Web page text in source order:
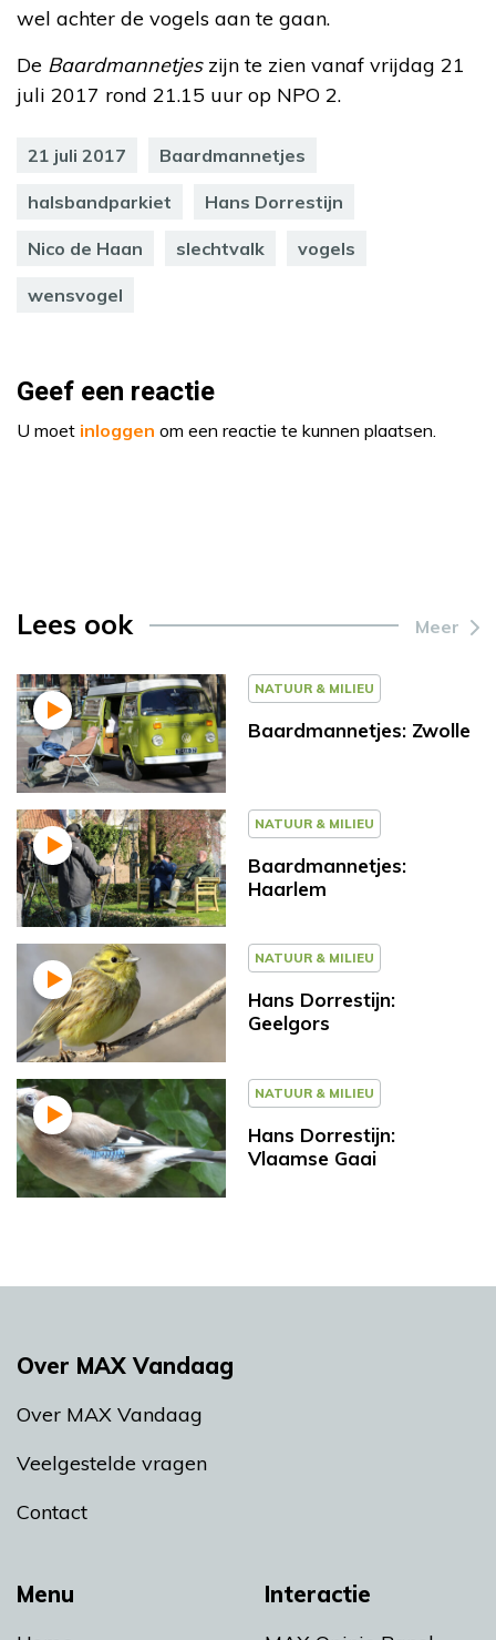
wel achter de vogels aan te gaan.
De Baardmannetjeszijn te zien vanaf vrijdag 21
juli 2017 rond 21.15 uur op NPO 2.
21 juli 2017 Baardmannetjes
halsbandparkiet Hans Dorrestijn
Nico de Haan slechtvalk vogels
wensvogel
Geef een reactie
U moet inloggen om een reactie te kunnen plaatsen.
Lees ook Meer
NATUUR & MILIEU
Baardmannetjes: Zwolle
NATUUR & MILIEU
Baardmannetjes:
Haarlem
NATUUR & MILIEU
Hans Dorrestijn:
Geelgors
NATUUR & MILIEU
Hans Dorrestijn:
Vlaamse Gaai
Menu Interactie
Over MAX Vandaag
Over MAX Vandaag
Veelgestelde vragen
Contact